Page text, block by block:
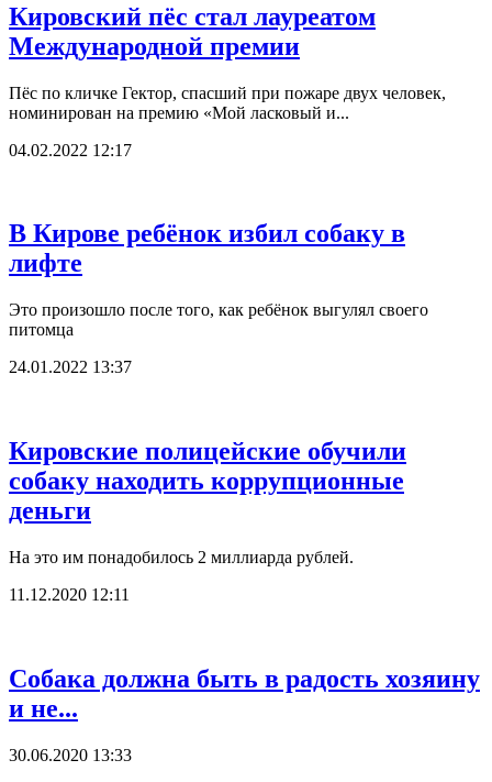
Кировский пёс стал лауреатом
Международной премии
Пёс по кличке Гектор, спасший при пожаре двух человек,
номинирован на премию «Мой ласковый и...
04.02.2022 12:17
В Кирове ребёнок избил собаку в
лифте
Это произошло после того, как ребёнок выгулял своего
питомца
24.01.2022 13:37
Кировские полицейские обучили
собаку находить коррупционные
деньги
На это им понадобилось 2 миллиарда рублей.
11.12.2020 12:11
Собака должна быть в радость хозяину
и не...
30.06.2020 13:33